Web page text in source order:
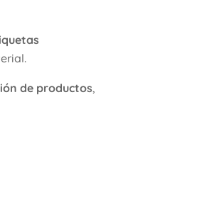
de productos,